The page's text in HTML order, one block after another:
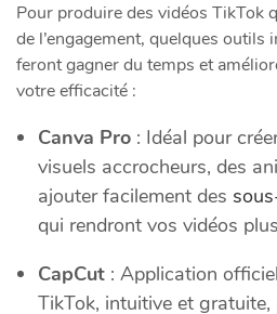
Pour produire des vidéos TikTok
de l’engagement, quelques outils
feront gagner du temps et
votre efficacité :
Canva Pro : Idéal pour
visuels accrocheurs, des
ajouter facilement des
qui rendront vos vidéos
CapCut : Application
TikTok, intuitive et gratuite,